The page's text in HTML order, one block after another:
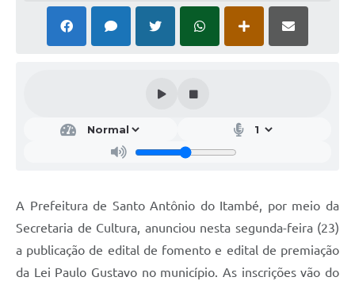
A Prefeitura de Santo Antônio do Itambé, por meio da
Secretaria de Cultura, anunciou nesta segunda-feira (23)
a publicação de edital de fomento e edital de premiação
da Lei Paulo Gustavo no município. As inscrições vão do